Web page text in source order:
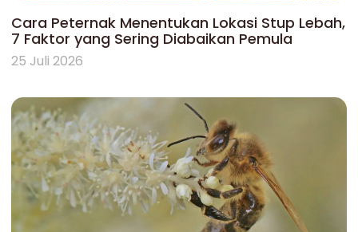
Cara Peternak Menentukan Lokasi Stup Lebah,
7 Faktor yang Sering Diabaikan Pemula
25 Juli 2026